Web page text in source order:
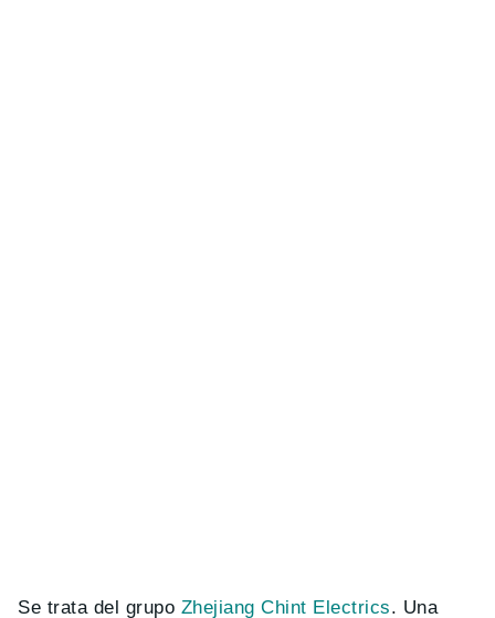
Se trata del grupo Zhejiang Chint Electrics. Una